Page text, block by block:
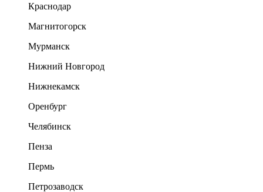
Краснодар
Магнитогорск
Мурманск
Нижний Новгород
Нижнекамск
Оренбург
Челябинск
Пенза
Пермь
Петрозаводск